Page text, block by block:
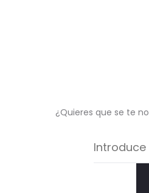
¿Quieres que se te